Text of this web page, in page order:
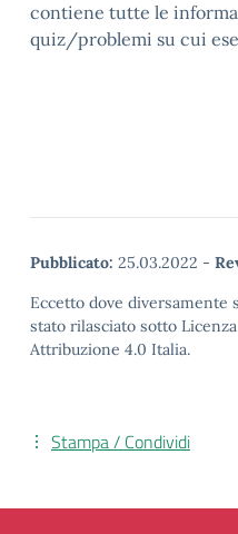
contiene tutte le
quiz/problemi su cui
Pubblicato: 25.03.2022 -
Eccetto dove diversamente
stato rilasciato sotto
Attribuzione 4.0 Italia.
Stampa / Condividi